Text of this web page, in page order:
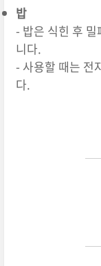
밥
- 밥은 식힌 후 밀
니다.
- 사용할 때는 전
다.